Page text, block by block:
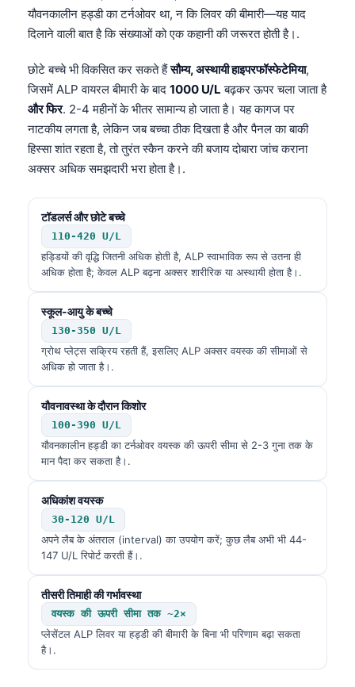
यौवनकालीन हड्डी का टर्नओवर था, न कि लिवर की बीमारी—यह याद
दिलाने वाली बात है कि संख्याओं को एक कहानी की जरूरत होती है।.
छोटे बच्चे भी विकसित कर सकते हैंसौम्य, अस्थायी हाइपरफॉस्फेटेमिया,
जिसमें ALP वायरल बीमारी के बाद 1000 U/L बढ़कर ऊपर चला जाता है
और फिर. 2-4 महीनों के भीतर सामान्य हो जाता है। यह कागज पर
नाटकीय लगता है, लेकिन जब बच्चा ठीक दिखता है और पैनल का बाकी
हिस्सा शांत रहता है, तो तुरंत स्कैन करने की बजाय दोबारा जांच कराना
अक्सर अधिक समझदारी भरा होता है।.
टॉडलर्स और छोटे बच्चे
110-420 U/L
हड्डियों की वृद्धि जितनी अधिक होती है, ALP स्वाभाविक रूप से उतना ही
अधिक होता है; केवल ALP बढ़ना अक्सर शारीरिक या अस्थायी होता है।.
स्कूल-आयु के बच्चे
130-350 U/L
ग्रोथ प्लेट्स सक्रिय रहती हैं, इसलिए ALP अक्सर वयस्क की सीमाओं से
अधिक हो जाता है।.
यौवनावस्था के दौरान किशोर
100-390 U/L
यौवनकालीन हड्डी का टर्नओवर वयस्क की ऊपरी सीमा से 2-3 गुना तक के
मान पैदा कर सकता है।.
अधिकांश वयस्क
30-120 U/L
अपने लैब के अंतराल (interval) का उपयोग करें; कुछ लैब अभी भी 44-
147 U/L रिपोर्ट करती हैं।.
तीसरी तिमाही की गर्भावस्था
वयस्क की ऊपरी सीमा तक ~2×
प्लेसेंटल ALP लिवर या हड्डी की बीमारी के बिना भी परिणाम बढ़ा सकता
है।.